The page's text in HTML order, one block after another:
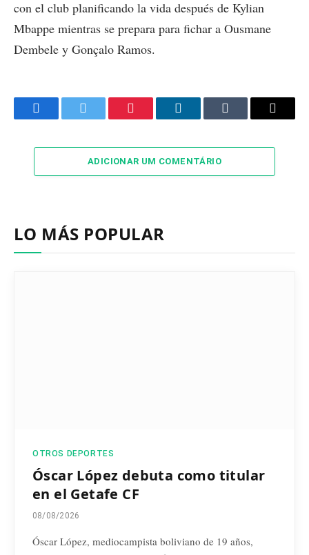
con el club planificando la vida después de Kylian
Mbappe mientras se prepara para fichar a Ousmane
Dembele y Gonçalo Ramos.
FacebookTwitter Pinterest LinkedInTumblr Email
ADICIONAR UM COMENTÁRIO
LO MÁS POPULAR
OTROS DEPORTES
Óscar López debuta como titular
en el Getafe CF
08/08/2026
Óscar López, mediocampista boliviano de 19 años,